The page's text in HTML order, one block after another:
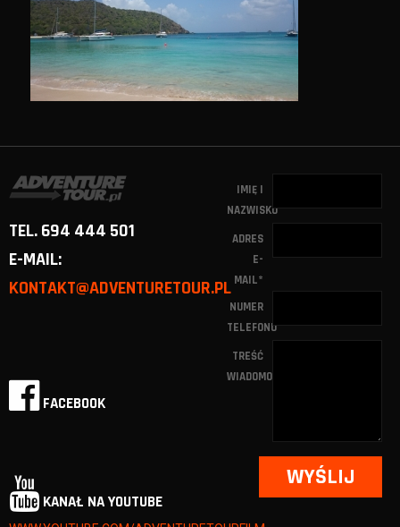
TEL. 694 444 501
E-MAIL:
KONTAKT@ADVENTURETOUR.PL
FACEBOOK
KANAŁ NA YOUTUBE
IMIĘ I
NAZWISKO
ADRES
E-
MAIL*
NUMER
TELEFONU
TREŚĆ
WIADOMOŚCI